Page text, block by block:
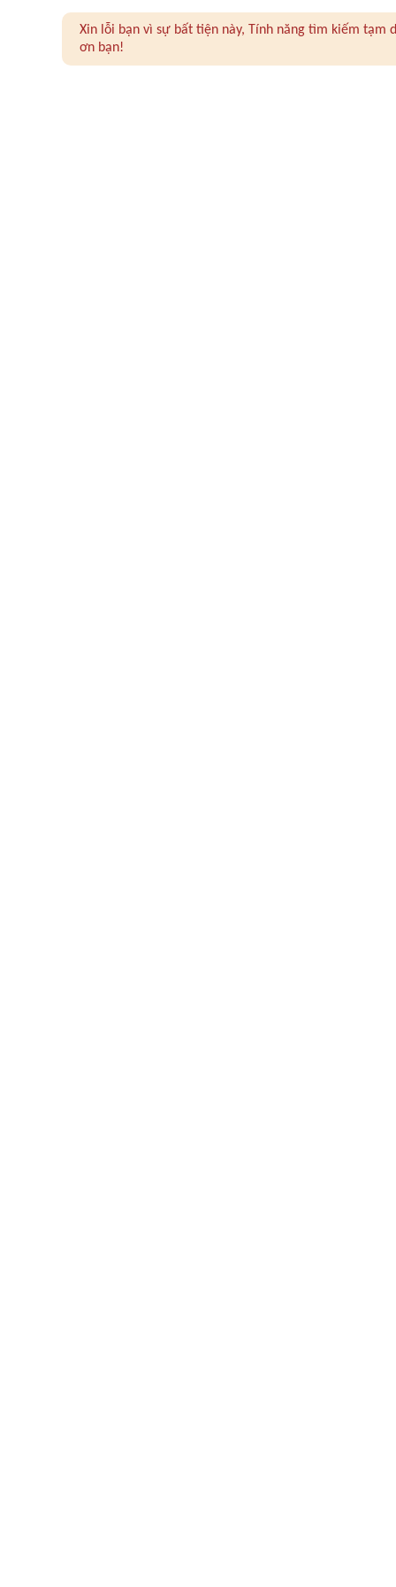
Xin lỗi bạn vì sự bất tiện này, Tính năng tìm kiếm
ơn bạn!